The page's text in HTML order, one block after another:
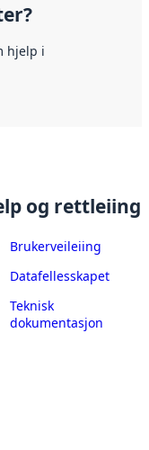
hjelp i
og rettleiing
Brukerveileiing
Datafellesskapet
Teknisk
dokumentasjon